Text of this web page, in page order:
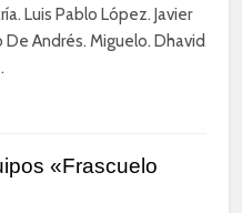
Luis Pablo López. Javier
De Andrés. Miguelo. Dhavid.
«Frascuelo